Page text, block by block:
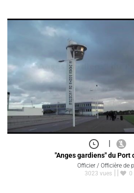
|
"Anges gardiens" du Port
Officier / Officière de
3023 vues
0